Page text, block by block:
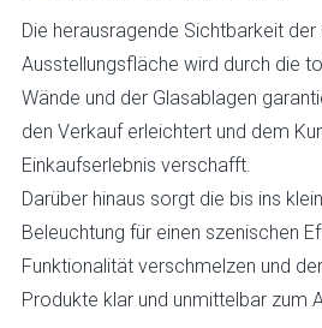
Die herausragende Sichtbarkeit
Ausstellungsfläche wird durch die
Wände und der Glasablagen
den Verkauf erleichtert und dem
Einkaufserlebnis verschafft.
Darüber hinaus sorgt die bis ins
Beleuchtung für einen szenischen
Funktionalität verschmelzen und
Produkte klar und unmittelbar zum